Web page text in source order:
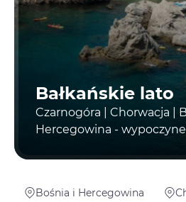
Bałkańskie lato
Czarnogóra | Chorwacja |
Hercegowina -
Bośnia i Hercegowina